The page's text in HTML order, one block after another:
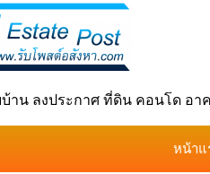
าน ลงประกาศ ที่ดิน คอนโด อ
หน้าแ